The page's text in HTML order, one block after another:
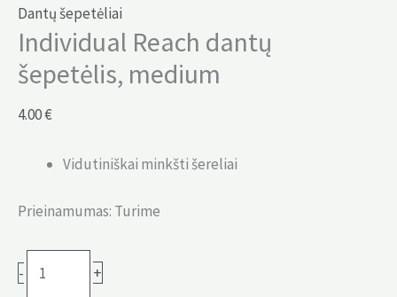
Dantų šepetėliai
Individual Reach dantų
šepetėlis, medium
4.00€
Vidutiniškai minkšti šereliai
Prieinamumas: Turime
-
kiekis:
+